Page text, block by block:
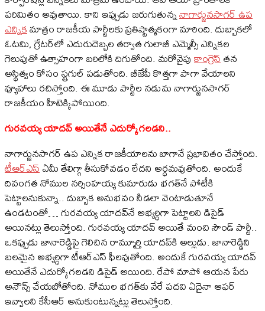
పరిమితం అవుతాయి. కాని ఇప్పుడు జరుగుతున్ననాగార్జునసాగర్ ఉప
ఎన్నికమాత్రం రాజకీయ పార్టీలకు ప్రతిష్టాత్మకంగా మారింది. దుబ్బాకలో
ఓటమి, గ్రేటర్‌లో ఎదురుదెబ్బల తర్వాత గులాబీ ఎమ్మెల్సీ ఎన్నికల
గెలుపుతో ఉత్సాహంగా బరిలోకి దిగుతోంది. మరోవైపుకాంగ్రెస్తన
అస్థిత్వం కోసం స్ట్రగుల్ పడుతోంది. బీజేపీ కొత్తగా పాగా వేయాలని
వ్యూహాలు రచిస్తోంది. ఈ మూడు పార్టీల నడుమ నాగార్జునసాగర్
రాజకీయం హీటెక్కిపోయింది.
గురవయ్య యాదవ్ అయితేనే ఎదుర్కోగలడని..
నాగార్జునసాగర్ ఉప ఎన్నిక రాజకీయాలను బాగానే ప్రభావితం చేస్తోంది.
టీఆర్ఎస్ఏమీ తేలిగ్గా తీసుకోవడం లేదని అర్ధమవుతోంది. అందుకే
దివంగత నోముల నర్సింహయ్య కుమారుడు భగత్‌నే పోటీకి
పెట్టాలనుకున్నా.. దుబ్బాక అనుభవం నీడలా వెంటాడుతూనే
ఉండటంతో… గురవయ్య యాదవ్‌నే అభ్యర్ధిగా పెట్టాలని డిసైడ్
అయినట్లు తెలుస్తోంది. గురవయ్య యాదవ్ అయితే మంచి సౌండ్ పార్టీ..
ఒకప్పుడు జానారెడ్డిపై గెలిచిన రామ్మూర్తి యాదవ్‌కి అల్లుడు. జానారెడ్డిని
బలమైన అభ్యర్ధిగా టీఆర్ఎస్ ఫీలవుతోంది. అందుకే గురవయ్య యాదవ్
అయితేనే ఎదుర్కోగలడని డిసైడ్ అయింది. రేపో మాపో ఆయన పేరు
అనౌన్స్ చేయబోతోంది. నోముల భగత్‌కు వేరే పదవి ఏదైనా ఆఫర్
ఇవ్వాలని కేసీఆర్ అనుకుంటున్నట్లు తెలుస్తోంది.